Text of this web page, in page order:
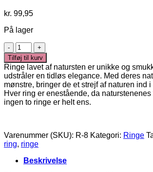
kr. 99,95
På lager
Alba
Ring
-
Natursten
antal
Tilføj til kurv
Ringe lavet af natursten er unikke og
udstråler en tidløs elegance. Med deres
mønstre, bringer de et strejf af naturen ind
Hver ring er enestående, da
ingen to ringe er helt ens.
Varenummer (SKU): R-8 Kategori: Ringe
ring, ringe
Beskrivelse